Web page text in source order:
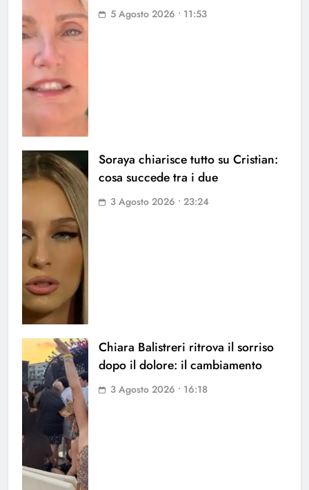
5 Agosto 2026 • 11:53
Soraya chiarisce tutto su Cristian:
cosa succede tra i due
3 Agosto 2026 • 23:24
Chiara Balistreri ritrova il sorriso
dopo il dolore: il cambiamento
3 Agosto 2026 • 16:18